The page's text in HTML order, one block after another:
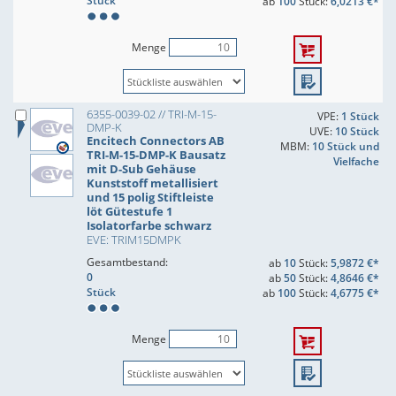
Menge
6355-0039-02 // TRI-M-15-
DMP-K
Encitech Connectors AB
TRI-M-15-DMP-K Bausatz
mit D-Sub Gehäuse
Kunststoff metallisiert
und 15 polig Stiftleiste
löt Gütestufe 1
Isolatorfarbe schwarz
EVE: TRIM15DMPK
VPE: 1 Stück
UVE: 10 Stück
MBM: 10 Stück und
Vielfache
Gesamtbestand:
0
Stück
ab 10Stück:5,9872 €*
ab50Stück:4,8646 €*
ab 100Stück:4,6775 €*
Menge